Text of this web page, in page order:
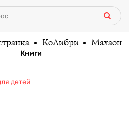
КоЛибри Махаон
Книги
детей